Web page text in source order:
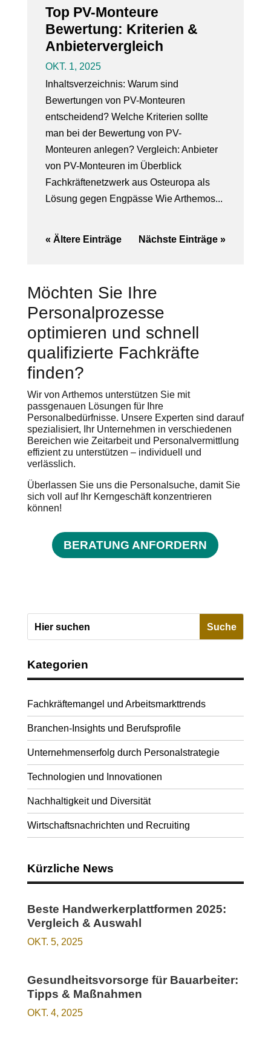
Top PV-Monteure
Bewertung: Kriterien &
Anbietervergleich
OKT. 1, 2025
Inhaltsverzeichnis: Warum sind
Bewertungen von PV-Monteuren
entscheidend? Welche Kriterien sollte
man bei der Bewertung von PV-
Monteuren anlegen? Vergleich: Anbieter
von PV-Monteuren im Überblick
Fachkräftenetzwerk aus Osteuropa als
Lösung gegen Engpässe Wie Arthemos...
« Ältere Einträge Nächste Einträge »
Möchten Sie Ihre
Personalprozesse
optimieren und schnell
qualifizierte Fachkräfte
finden?
Wir von Arthemos unterstützen Sie mit
passgenauen Lösungen für Ihre
Personalbedürfnisse. Unsere Experten sind darauf
spezialisiert, Ihr Unternehmen in verschiedenen
Bereichen wie Zeitarbeit und Personalvermittlung
effizient zu unterstützen – individuell und
verlässlich.
Überlassen Sie uns die Personalsuche, damit Sie
sich voll auf Ihr Kerngeschäft konzentrieren
können!
BERATUNG ANFORDERN
Kategorien
Fachkräftemangel und Arbeitsmarkttrends
Branchen-Insights und Berufsprofile
Unternehmenserfolg durch Personalstrategie
Technologien und Innovationen
Nachhaltigkeit und Diversität
Wirtschaftsnachrichten und Recruiting
Kürzliche News
Beste Handwerkerplattformen 2025:
Vergleich & Auswahl
OKT. 5, 2025
Gesundheitsvorsorge für Bauarbeiter:
Tipps & Maßnahmen
OKT. 4, 2025